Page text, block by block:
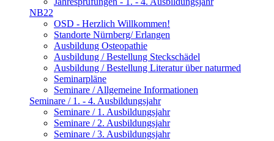
NB22
OSD - Herzlich Willkommen!
Standorte Nürnberg/ Erlangen
Ausbildung Osteopathie
Ausbildung / Bestellung Steckschädel
Ausbildung / Bestellung Literatur über naturmed
Seminarpläne
Seminare / Allgemeine Informationen
Seminare / 1. - 4. Ausbildungsjahr
Seminare / 1. Ausbildungsjahr
Seminare / 2. Ausbildungsjahr
Seminare / 3. Ausbildungsjahr